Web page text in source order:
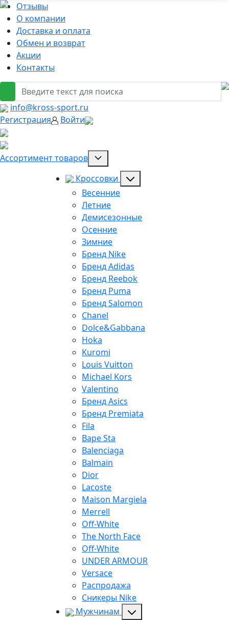
Отзывы
О компании
Доставка и оплата
Обмен и возврат
Акции
Контакты
info@kross-sport.ru
Регистрация
Войти
Ассортимент товаров
Кроссовки
Весенние
Летние
Демисезонные
Осенние
Зимние
Бренд Nike
Бренд Adidas
Бренд Reebok
Бренд Puma
Бренд Salomon
Chanel
Dolce&Gabbana
Hoka
Kuromi
Louis Vuitton
Michael Kors
Valentino
Бренд Asics
Бренд Premiata
Fila
Bape Sta
Balenciaga
Balmain
Dior
Lacoste
Maison Margiela
Merrell
Off-White
The North Face
Off-White
UNDER ARMOUR
Versace
Распродажа
Сникеры Nike
Мужчинам